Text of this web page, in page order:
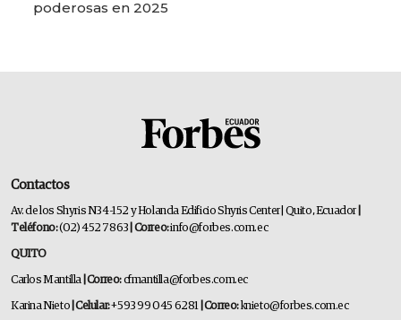
poderosas en 2025
Contactos
Av. de los Shyris N34-152 y Holanda Edificio Shyris Center | Quito, Ecuador
Teléfono:(02) 452 7863 | Correo:info@forbes.com.ec
QUITO
Carlos Mantilla | Correo:cfmantilla@forbes.com.ec
Karina Nieto | Celular:+593 99 045 6281 | Correo:knieto@forbes.com.ec